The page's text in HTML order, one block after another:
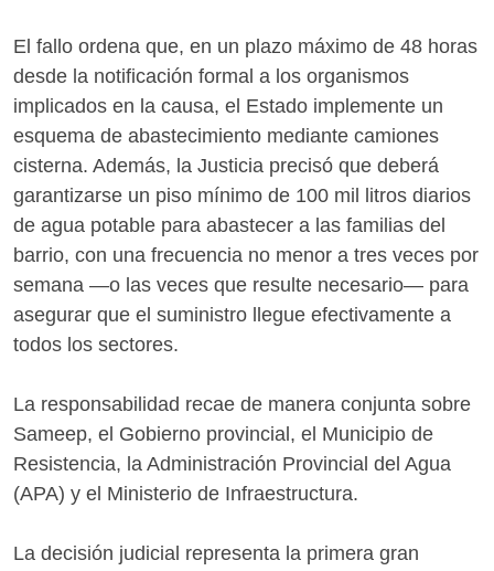
El fallo ordena que, en un plazo máximo de 48 horas
desde la notificación formal a los organismos
implicados en la causa, el Estado implemente un
esquema de abastecimiento mediante camiones
cisterna. Además, la Justicia precisó que deberá
garantizarse un piso mínimo de 100 mil litros diarios
de agua potable para abastecer a las familias del
barrio, con una frecuencia no menor a tres veces por
semana —o las veces que resulte necesario— para
asegurar que el suministro llegue efectivamente a
todos los sectores.
La responsabilidad recae de manera conjunta sobre
Sameep, el Gobierno provincial, el Municipio de
Resistencia, la Administración Provincial del Agua
(APA) y el Ministerio de Infraestructura.
La decisión judicial representa la primera gran